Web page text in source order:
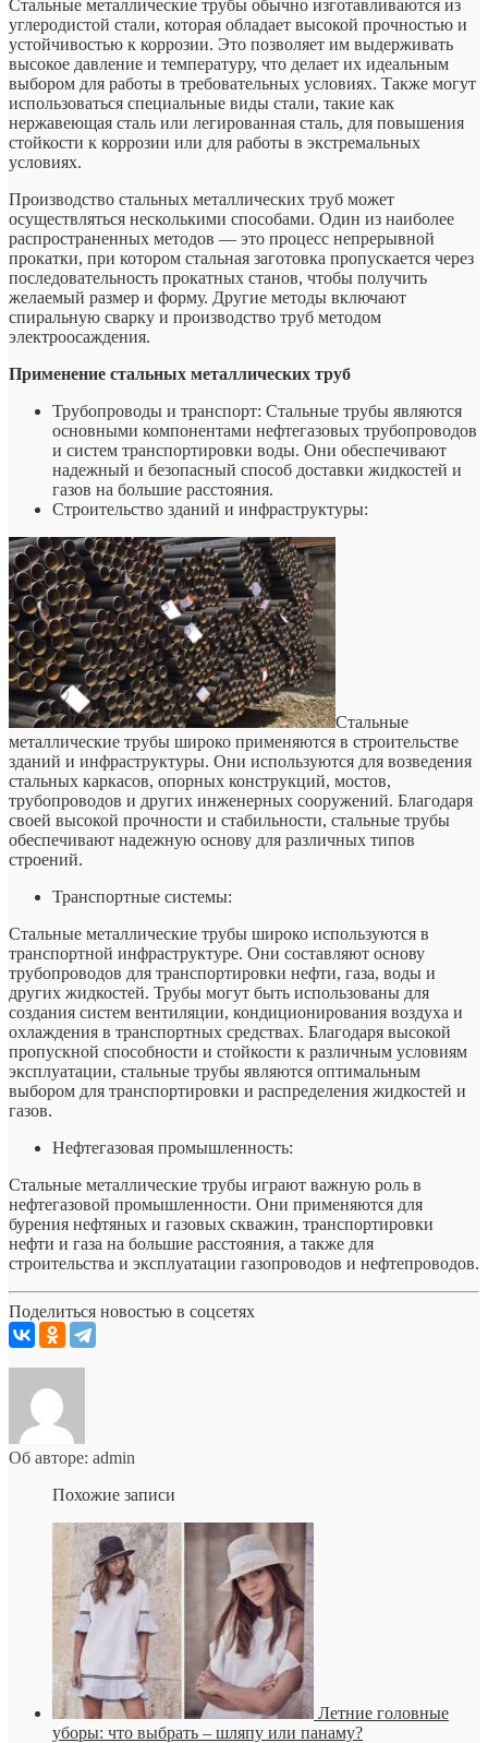
Стальные металлические трубы обычно изготавливаются из
углеродистой стали, которая обладает высокой прочностью и
устойчивостью к коррозии. Это позволяет им выдерживать
высокое давление и температуру, что делает их идеальным
выбором для работы в требовательных условиях. Также могут
использоваться специальные виды стали, такие как
нержавеющая сталь или легированная сталь, для повышения
стойкости к коррозии или для работы в экстремальных
условиях.
Производство стальных металлических труб может
осуществляться несколькими способами. Один из наиболее
распространенных методов — это процесс непрерывной
прокатки, при котором стальная заготовка пропускается через
последовательность прокатных станов, чтобы получить
желаемый размер и форму. Другие методы включают
спиральную сварку и производство труб методом
электроосаждения.
Применение стальных металлических труб
Трубопроводы и транспорт: Стальные трубы являются
основными компонентами нефтегазовых трубопроводов
и систем транспортировки воды. Они обеспечивают
надежный и безопасный способ доставки жидкостей и
газов на большие расстояния.
Строительство зданий и инфраструктуры:
Стальные
металлические трубы широко применяются в строительстве
зданий и инфраструктуры. Они используются для возведения
стальных каркасов, опорных конструкций, мостов,
трубопроводов и других инженерных сооружений. Благодаря
своей высокой прочности и стабильности, стальные трубы
обеспечивают надежную основу для различных типов
строений.
Транспортные системы:
Стальные металлические трубы широко используются в
транспортной инфраструктуре. Они составляют основу
трубопроводов для транспортировки нефти, газа, воды и
других жидкостей. Трубы могут быть использованы для
создания систем вентиляции, кондиционирования воздуха и
охлаждения в транспортных средствах. Благодаря высокой
пропускной способности и стойкости к различным условиям
эксплуатации, стальные трубы являются оптимальным
выбором для транспортировки и распределения жидкостей и
газов.
Нефтегазовая промышленность:
Стальные металлические трубы играют важную роль в
нефтегазовой промышленности. Они применяются для
бурения нефтяных и газовых скважин, транспортировки
нефти и газа на большие расстояния, а также для
строительства и эксплуатации газопроводов и нефтепроводов.
Поделиться новостью в соцсетях
Об авторе: admin
Похожие записи
Летние головные
уборы: что выбрать – шляпу или панаму?